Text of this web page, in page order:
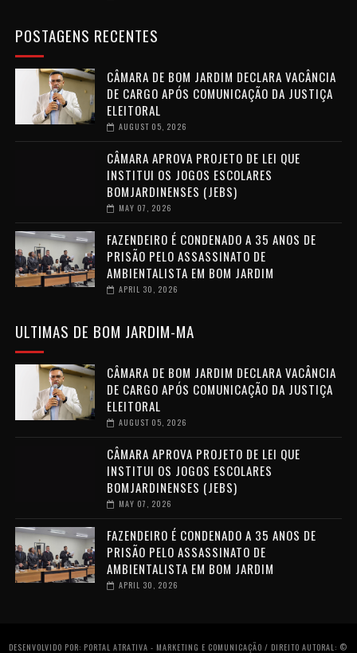
POSTAGENS RECENTES
CÂMARA DE BOM JARDIM DECLARA VACÂNCIA
DE CARGO APÓS COMUNICAÇÃO DA JUSTIÇA
ELEITORAL
AUGUST 05, 2026
CÂMARA APROVA PROJETO DE LEI QUE
INSTITUI OS JOGOS ESCOLARES
BOMJARDINENSES (JEBS)
MAY 07, 2026
FAZENDEIRO É CONDENADO A 35 ANOS DE
PRISÃO PELO ASSASSINATO DE
AMBIENTALISTA EM BOM JARDIM
APRIL 30, 2026
ULTIMAS DE BOM JARDIM-MA
CÂMARA DE BOM JARDIM DECLARA VACÂNCIA
DE CARGO APÓS COMUNICAÇÃO DA JUSTIÇA
ELEITORAL
AUGUST 05, 2026
CÂMARA APROVA PROJETO DE LEI QUE
INSTITUI OS JOGOS ESCOLARES
BOMJARDINENSES (JEBS)
MAY 07, 2026
FAZENDEIRO É CONDENADO A 35 ANOS DE
PRISÃO PELO ASSASSINATO DE
AMBIENTALISTA EM BOM JARDIM
APRIL 30, 2026
DESENVOLVIDO POR: PORTAL ATRATIVA - MARKETING E COMUNICAÇÃO / DIREITO AUTORAL: ©